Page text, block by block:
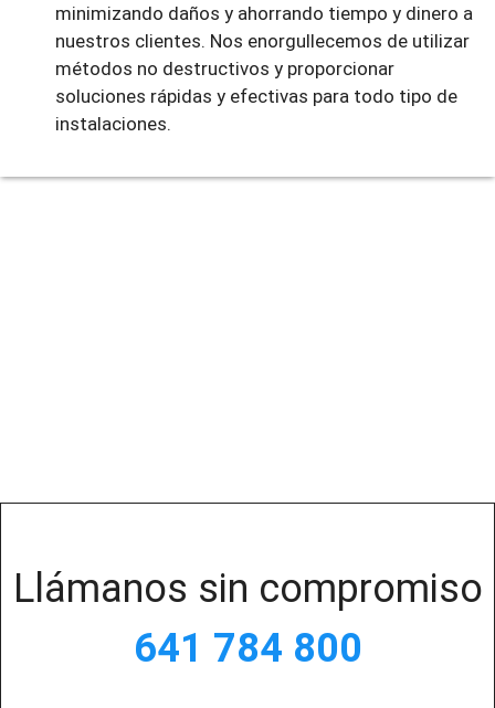
minimizando daños y ahorrando tiempo y dinero a
nuestros clientes. Nos enorgullecemos de utilizar
métodos no destructivos y proporcionar
soluciones rápidas y efectivas para todo tipo de
instalaciones.
Llámanos sin compromiso
641 784 800